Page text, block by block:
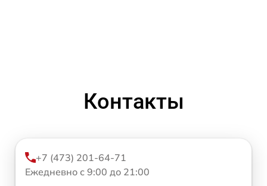
Контакты
+7 (473) 201-64-71
Ежедневно с 9:00 до 21:00